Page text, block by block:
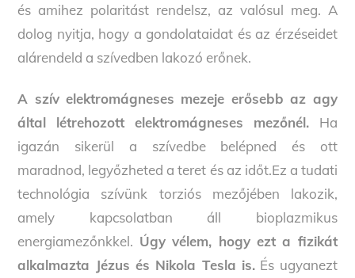
és amihez polaritást rendelsz, az valósul meg. A
dolog nyitja, hogy a gondolataidat és az érzéseidet
alárendeld a szívedben lakozó erőnek.
A szív elektromágneses mezeje erősebb az agy
által létrehozott elektromágneses mezőnél. Ha
igazán sikerül a szívedbe belépned és ott
maradnod, legyőzheted a teret és az időt.Ez a tudati
technológia szívünk torziós mezőjében lakozik,
amely kapcsolatban áll bioplazmikus
energiamezőnkkel. Úgy vélem, hogy ezt a fizikát
alkalmazta Jézus és Nikola Tesla is.És ugyanezt